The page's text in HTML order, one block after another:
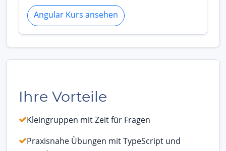
Angular Kurs ansehen
Ihre Vorteile
Kleingruppen mit Zeit für Fragen
Praxisnahe Übungen mit TypeScript und